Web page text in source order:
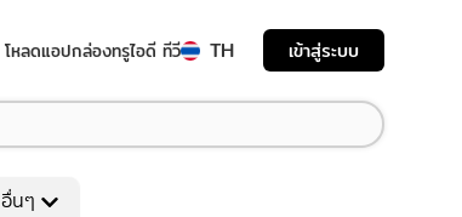
โหลดแอปกล่องทรูไอดี ทีวี TH เข้าสู่ระบบ
อื่นๆ